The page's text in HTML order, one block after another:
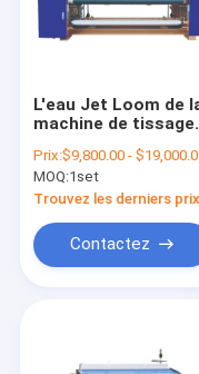
L'eau Jet Loom de
machine de tissage
l'insecte 1000RPM
3.4kw
Prix:$9,800.00 - $19,000.00/sets
MOQ:1set
Trouvez les derniers prix
Contactez